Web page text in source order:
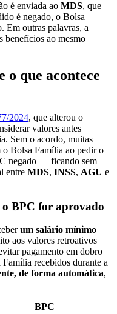
é enviada ao MDS, que
é negado, o Bolsa
Em outras palavras, a
benefícios ao mesmo
o que acontece
2024, que alterou o
valores antes
Sem o acordo, muitas
o Bolsa Família ao pedir o
negado — ficando sem
entre MDS, INSS, AGU e
o BPC for aprovado
um salário mínimo
aos valores retroativos
pagamento em dobro
recebidos durante a
de forma automática,
BPC